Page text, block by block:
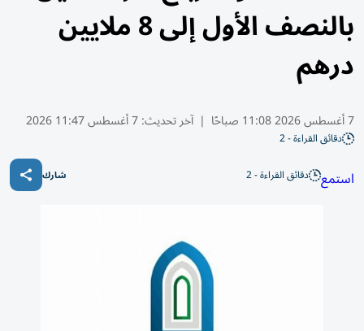
بالنصف الأول إلى 8 ملايين
درهم
7 أغسطس 2026 11:08 صباحًا | آخر تحديث:7 أغسطس 11:47 2026
دقائق القراءة - 2
استمع دقائق القراءة - 2 شارك